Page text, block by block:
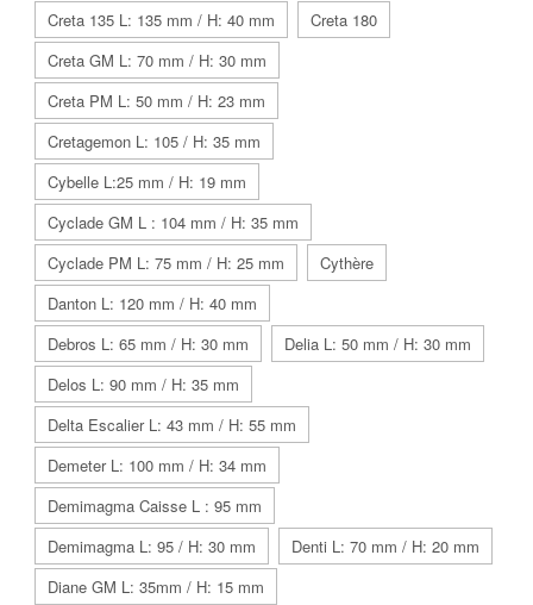
Creta 135 L: 135 mm / H: 40 mm
Creta 180
Creta GM L: 70 mm / H: 30 mm
Creta PM L: 50 mm / H: 23 mm
Cretagemon L: 105 / H: 35 mm
Cybelle L:25 mm / H: 19 mm
Cyclade GM L : 104 mm / H: 35 mm
Cyclade PM L: 75 mm / H: 25 mm
Cythère
Danton L: 120 mm / H: 40 mm
Debros L: 65 mm / H: 30 mm
Delia L: 50 mm / H: 30 mm
Delos L: 90 mm / H: 35 mm
Delta Escalier L: 43 mm / H: 55 mm
Demeter L: 100 mm / H: 34 mm
Demimagma Caisse L : 95 mm
Demimagma L: 95 / H: 30 mm
Denti L: 70 mm / H: 20 mm
Diane GM L: 35mm / H: 15 mm